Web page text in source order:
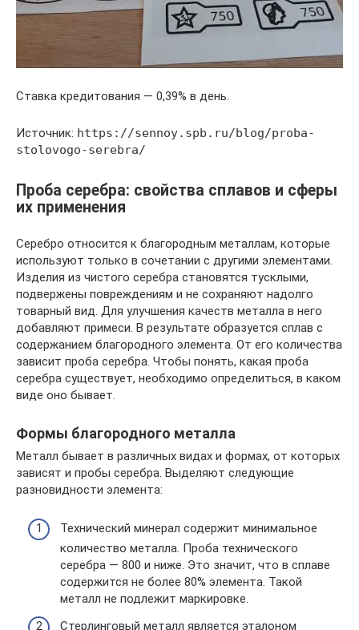
Ставка кредитования — 0,39% в день.
Источник: https://sennoy.spb.ru/blog/proba-
stolovogo-serebra/
Проба серебра: свойства сплавов и сферы
их применения
Серебро относится к благородным металлам, которые
используют только в сочетании с другими элементами.
Изделия из чистого серебра становятся тусклыми,
подвержены повреждениям и не сохраняют надолго
товарный вид. Для улучшения качеств металла в него
добавляют примеси. В результате образуется сплав с
содержанием благородного элемента. От его количества
зависит проба серебра. Чтобы понять, какая проба
серебра существует, необходимо определиться, в каком
виде оно бывает.
Формы благородного металла
Металл бывает в различных видах и формах, от которых
зависят и пробы серебра. Выделяют следующие
разновидности элемента:
Технический минерал содержит минимальное
количество металла. Проба технического
серебра — 800 и ниже. Это значит, что в сплаве
содержится не более 80% элемента. Такой
металл не подлежит маркировке.
Стерлинговый металл является эталоном